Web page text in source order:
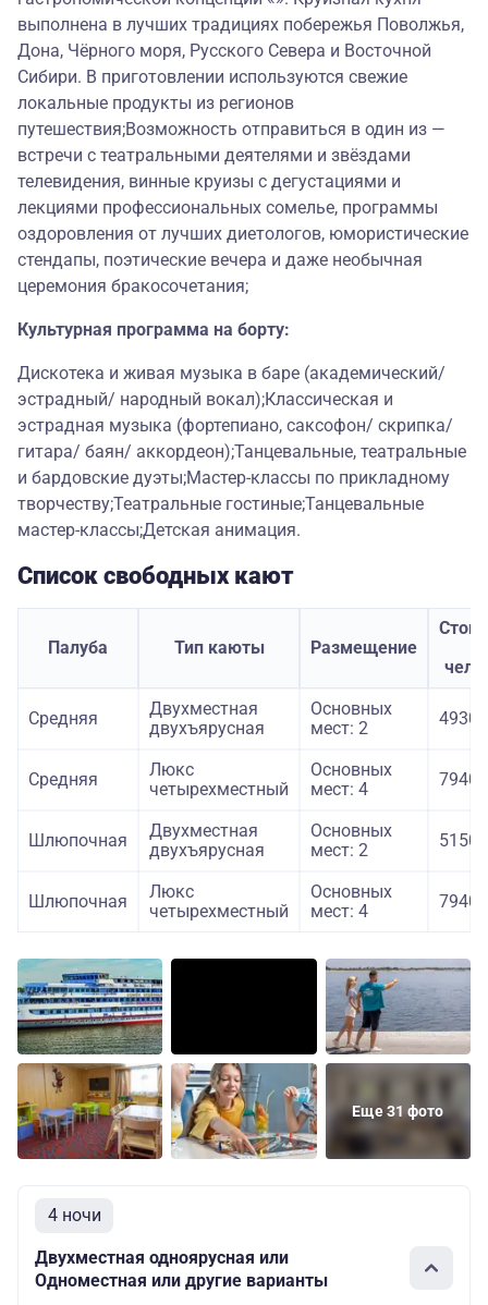
выполнена в лучших традициях побережья Поволжья,
Дона, Чёрного моря, Русского Севера и Восточной
Сибири. В приготовлении используются свежие
локальные продукты из регионов
путешествия;Возможность отправиться в один из —
встречи с театральными деятелями и звёздами
телевидения, винные круизы с дегустациями и
лекциями профессиональных сомелье, программы
оздоровления от лучших диетологов, юмористические
стендапы, поэтические вечера и даже необычная
церемония бракосочетания;
Культурная программа на борту:
Дискотека и живая музыка в баре (академический/
эстрадный/ народный вокал);Классическая и
эстрадная музыка (фортепиано, саксофон/ скрипка/
гитара/ баян/ аккордеон);Танцевальные, театральные
и бардовские дуэты;Мастер-классы по прикладному
творчеству;Театральные гостиные;Танцевальные
мастер-классы;Детская анимация.
Список свободных кают
Палуба Тип каюты Размещение
Средняя
Двухместная
двухъярусная
Основных
мест: 2
Средняя
Люкс
четырехместный
Основных
мест: 4
Шлюпочная
Двухместная
двухъярусная
Основных
мест: 2
Шлюпочная
Люкс
четырехместный
Основных
мест: 4
Еще 31 фото
4 ночи
Двухместная одноярусная или
Одноместная или другие варианты